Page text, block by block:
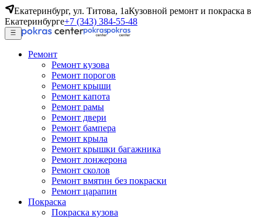
Екатеринбург, ул. Титова, 1аКузовной ремонт и покраска в
Екатеринбурге+7 (343) 384-55-48
Ремонт
Ремонт кузова
Ремонт порогов
Ремонт крыши
Ремонт капота
Ремонт рамы
Ремонт двери
Ремонт бампера
Ремонт крыла
Ремонт крышки багажника
Ремонт лонжерона
Ремонт сколов
Ремонт вмятин без покраски
Ремонт царапин
Покраска
Покраска кузова